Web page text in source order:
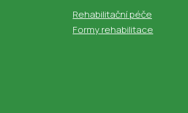
Rehabilitační péče
Formy rehabilitace